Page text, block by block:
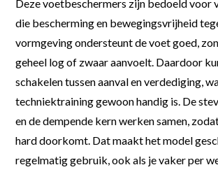
Deze voetbeschermers zijn bedoeld voor
die bescherming en bewegingsvrijheid
vormgeving ondersteunt de voet goed,
geheel log of zwaar aanvoelt. Daardoor
schakelen tussen aanval en verdediging,
techniektraining gewoon handig is. De
en de dempende kern werken samen,
hard doorkomt. Dat maakt het model
regelmatig gebruik, ook als je vaker per